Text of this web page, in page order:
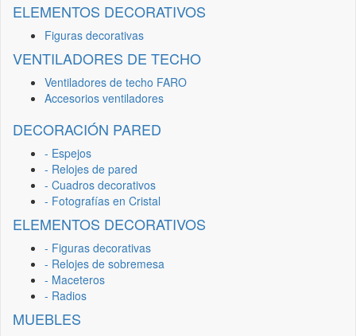
ELEMENTOS DECORATIVOS
Figuras decorativas
VENTILADORES DE TECHO
Ventiladores de techo FARO
Accesorios ventiladores
DECORACIÓN PARED
- Espejos
- Relojes de pared
- Cuadros decorativos
- Fotografías en Cristal
ELEMENTOS DECORATIVOS
- Figuras decorativas
- Relojes de sobremesa
- Maceteros
- Radios
MUEBLES